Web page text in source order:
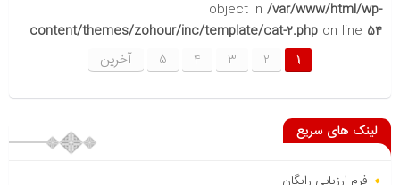
object in /var/www/html/wp-
content/themes/zohour/inc/template/cat-2.php on line 54
1
2
3
4
5 آخرین
لینک های سریع